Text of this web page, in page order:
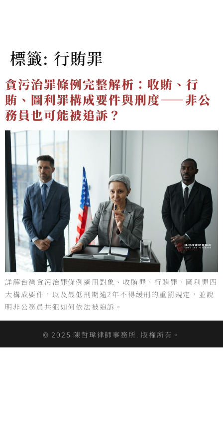
標籤: 行賄罪
貪污治罪條例完整解析：收賄、行
賄、圖利罪構成要件與刑度——非公
務員也可能被追訴？
詳解台灣貪污治罪條例適用對象、收賄罪、行賄罪、圖利罪四
大構成要件，以及最低刑期逾2年不得緩刑的重罰規定，並說
明非公務員共犯如何依法被追訴。
© 2025 陳哲瑋律師事務所. 版權所有。